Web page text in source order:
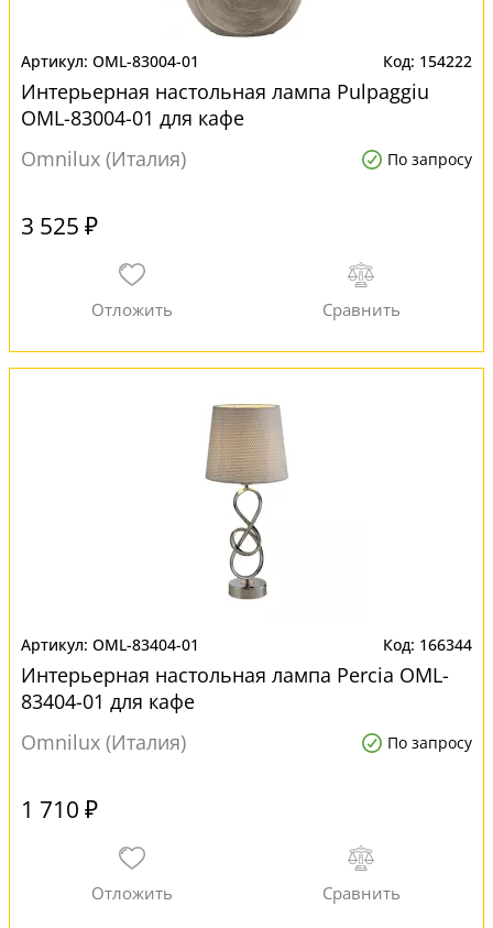
OML-83004-01 154222
Интерьерная настольная лампа Pulpaggiu
OML-83004-01 для кафе
Omnilux (Италия)
По запросу
3 525 ₽
OML-83404-01 166344
Интерьерная настольная лампа Percia OML-
83404-01 для кафе
Omnilux (Италия)
По запросу
1 710 ₽